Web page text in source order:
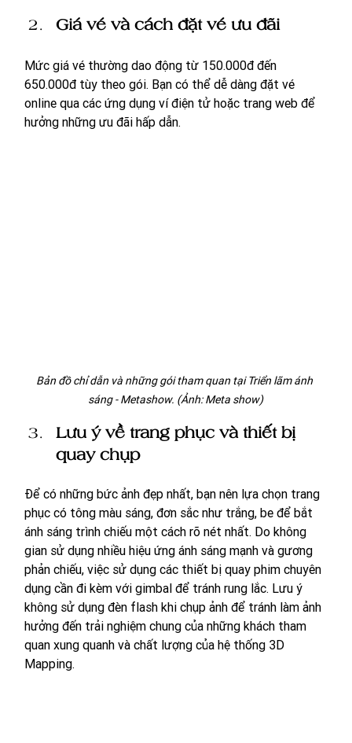
Giá vé và cách đặt vé ưu đãi
Mức giá vé thường dao động từ 150.000đ đến
650.000đ tùy theo gói. Bạn có thể dễ dàng đặt vé
online qua các ứng dụng ví điện tử hoặc trang web để
hưởng những ưu đãi hấp dẫn.
Bản đồ chỉ dẫn và những gói tham quan tại Triển lãm ánh
sáng - Metashow. (Ảnh: Meta show)
Lưu ý về trang phục và thiết bị
quay chụp
Để có những bức ảnh đẹp nhất, bạn nên lựa chọn trang
phục có tông màu sáng, đơn sắc như trắng, be để bắt
ánh sáng trình chiếu một cách rõ nét nhất. Do không
gian sử dụng nhiều hiệu ứng ánh sáng mạnh và gương
phản chiếu, việc sử dụng các thiết bị quay phim chuyên
dụng cần đi kèm với gimbal để tránh rung lắc. Lưu ý
không sử dụng đèn flash khi chụp ảnh để tránh làm ảnh
hưởng đến trải nghiệm chung của những khách tham
quan xung quanh và chất lượng của hệ thống 3D
Mapping.